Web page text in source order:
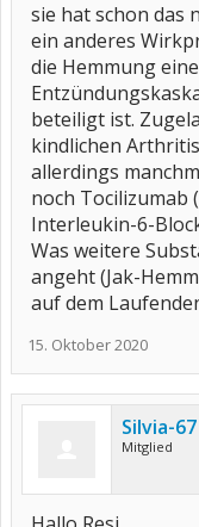
schon Humira,
Was kommt als
vetragen werden?
Hat jemnad eine
Vielen Dank Silvi
sie hat schon das
ein anderes
die Hemmung
beteiligt ist.
kindlichen
allerdings
noch Tocilizumab
Interleukin-6-
Was weitere
angeht (Jak-
auf dem
15. Oktober 2020
Silvia-67
Mitglied